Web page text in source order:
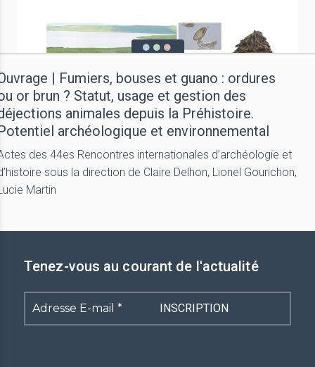
| Fumiers, bouses et guano : ordures
or brun ? Statut, usage et gestion des
animales depuis la Préhistoire.
archéologique et environnemental
des 44es Rencontres internationales d’archéologie et
sous la direction de Claire Delhon, Lionel Gourichon,
Martin
Tenez-vous au courant de l'actualité
Adresse
E-